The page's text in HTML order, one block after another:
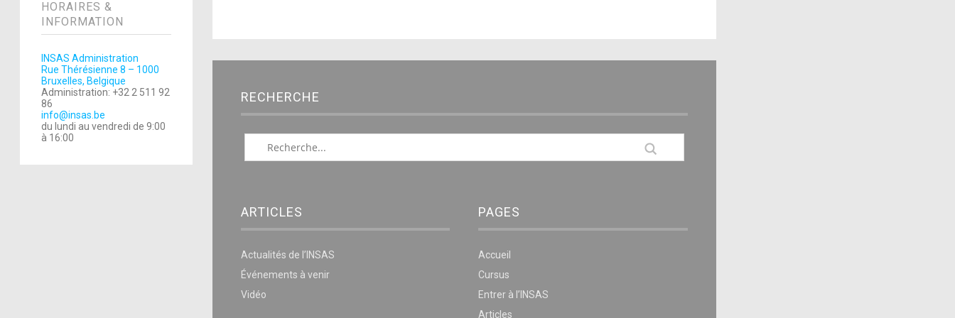
HORAIRES &
INFORMATION
INSAS Administration
Rue Thérésienne 8 – 1000
Bruxelles, Belgique
Administration: +32 2 511 92
86
info@insas.be
du lundi au vendredi de 9:00
à 16:00
RECHERCHE
ARTICLES
Actualités de l’INSAS
Événements à venir
Vidéo
PAGES
Accueil
Cursus
Entrer à l’INSAS
Articles